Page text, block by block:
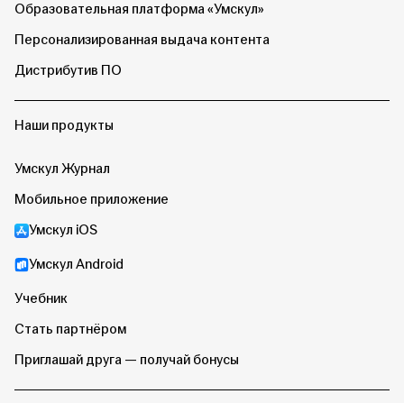
Образовательная платформа «Умскул»
Персонализированная выдача контента
Дистрибутив ПО
Наши продукты
Умскул Журнал
Мобильное приложение
Умскул iOS
Умскул Android
Учебник
Стать партнёром
Приглашай друга — получай бонусы